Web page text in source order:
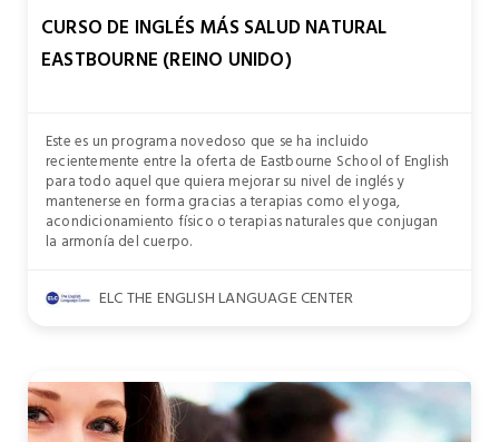
CURSO DE INGLÉS MÁS SALUD NATURAL
EASTBOURNE (REINO UNIDO)
Este es un programa novedoso que se ha incluido
recientemente entre la oferta de Eastbourne School of English
para todo aquel que quiera mejorar su nivel de inglés y
mantenerse en forma gracias a terapias como el yoga,
acondicionamiento físico o terapias naturales que conjugan
la armonía del cuerpo.
ELC THE ENGLISH LANGUAGE CENTER